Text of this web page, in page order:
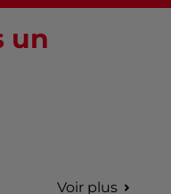
un
Voir plus